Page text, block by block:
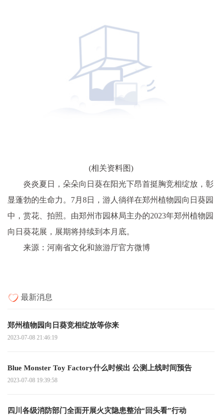
(相关资料图)
炎炎夏日，朵朵向日葵在阳光下昂首挺胸竞相绽放，彰
显蓬勃的生命力。7月8日，游人徜徉在郑州植物园向日葵园
中，赏花、拍照。由郑州市园林局主办的2023年郑州植物园
向日葵花展，展期将持续到本月底。
来源：河南省文化和旅游厅官方微博
最新消息
郑州植物园向日葵竞相绽放等你来
2023-07-08 21:46:19
Blue Monster Toy Factory什么时候出 公测上线时间预告
2023-07-08 19:39:58
四川各级消防部门全面开展火灾隐患整治“回头看”行动